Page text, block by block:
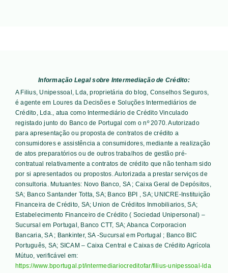
Informação Legal sobre Intermediação de Crédito:
A Filius, Unipessoal, Lda, proprietária do blog, Conselhos Seguros,
é agente em Loures da Decisões e Soluções Intermediários de
Crédito, Lda., atua como Intermediário de Crédito Vinculado
registado junto do Banco de Portugal com o nº 2070. Autorizado
para apresentação ou proposta de contratos de crédito a
consumidores e assistência a consumidores, mediante a realização
de atos preparatórios ou de outros trabalhos de gestão pré-
contratual relativamente a contratos de crédito que não tenham sido
por si apresentados ou propostos. Autorizada a prestar serviços de
consultoria. Mutuantes: Novo Banco, SA ; Caixa Geral de Depósitos,
SA; Banco Santander Totta, SA; Banco BPI , SA; UNICRE-Instituição
Financeira de Crédito, SA; Union de Créditos Inmobiliarios, SA;
Estabelecimento Financeiro de Crédito ( Sociedad Unipersonal) –
Sucursal em Portugal, Banco CTT, SA; Abanca Corporacion
Bancaria, SA ; Bankinter, SA -Sucursal em Portugal ; Banco BIC
Português, SA; SICAM – Caixa Central e Caixas de Crédito Agrícola
Mútuo , verificável em:
https://www.bportugal.pt/intermediariocreditofar/filius-unipessoal-lda